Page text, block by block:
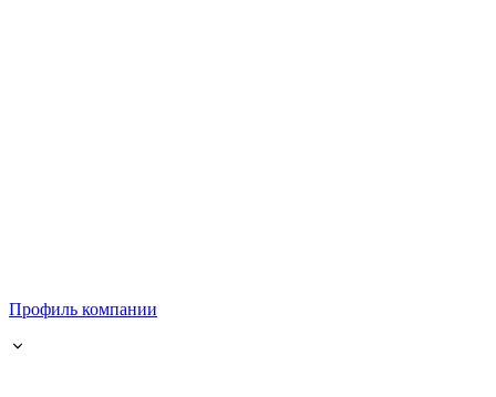
Профиль компании